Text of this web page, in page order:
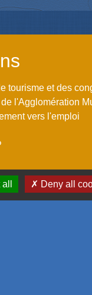
tourisme et des
de l'Agglomération
vers l'emploi
Deny all